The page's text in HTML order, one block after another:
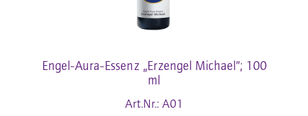
Engel-Aura-Essenz „Erzengel Michael”; 100
ml
Art.Nr.: A01